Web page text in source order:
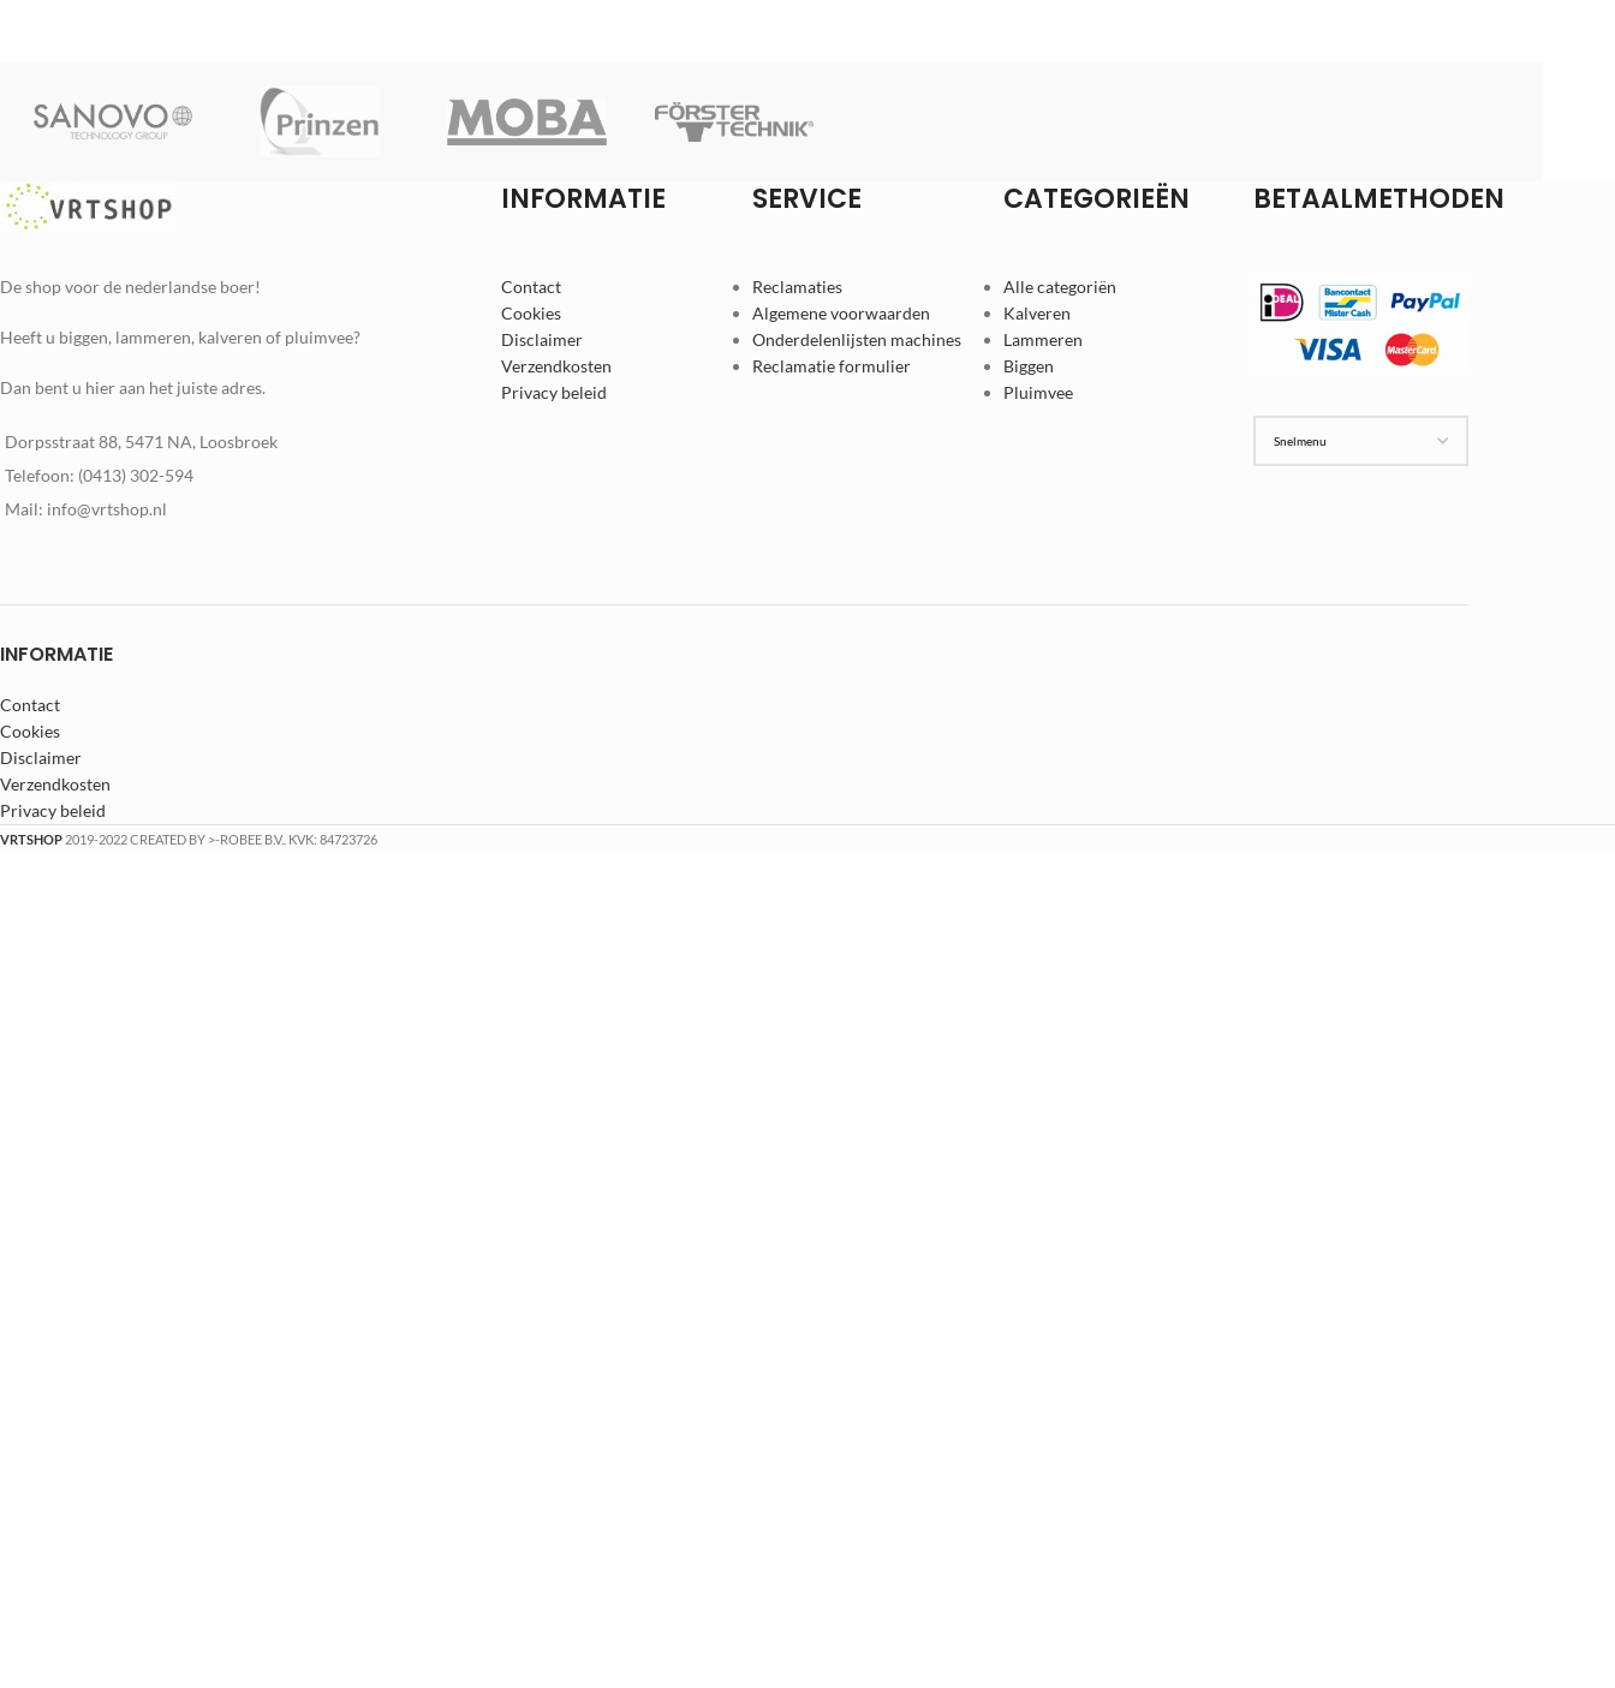
INFORMATIE SERVICE CATEGORIEËN BETAALMETHODEN
De shop voor de nederlandse boer!
Heeft u biggen, lammeren, kalveren of pluimvee?
Dan bent u hier aan het juiste adres.
Dorpsstraat 88, 5471 NA, Loosbroek
Telefoon: (0413) 302-594
Mail: info@vrtshop.nl
Contact
Cookies
Disclaimer
Verzendkosten
Privacy beleid
Reclamaties
Algemene voorwaarden
Onderdelenlijsten machines
Reclamatie formulier
Alle categoriën
Kalveren
Lammeren
Biggen
Pluimvee
INFORMATIE
Contact
Cookies
Disclaimer
Verzendkosten
Privacy beleid
VRTSHOP 2019-2022 CREATED BY >-ROBEE B.V.. KVK: 84723726